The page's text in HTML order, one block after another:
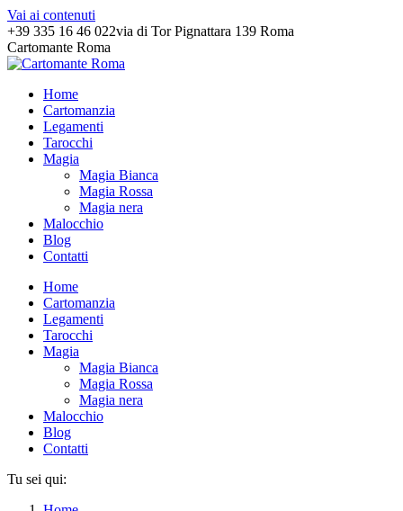
Vai ai contenuti
+39 335 16 46 022via di Tor Pignattara 139 Roma
Cartomante Roma
Home
Cartomanzia
Legamenti
Tarocchi
Magia
Magia Bianca
Magia Rossa
Magia nera
Malocchio
Blog
Contatti
Home
Cartomanzia
Legamenti
Tarocchi
Magia
Magia Bianca
Magia Rossa
Magia nera
Malocchio
Blog
Contatti
Tu sei qui: